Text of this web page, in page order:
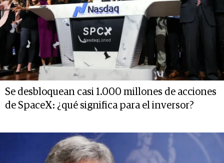
Se desbloquean casi 1.000 millones de acciones
de SpaceX: ¿qué significa para el inversor?